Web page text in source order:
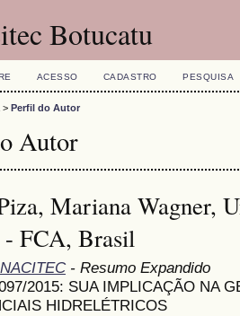
Botucatu
ACESSO CADASTRO PESQUISA
> Perfil do Autor
Autor
Mariana Wagner,
- FCA, Brasil
- Resumo Expandido
2015: SUA IMPLICAÇÃO NA
HIDRELÉTRICOS